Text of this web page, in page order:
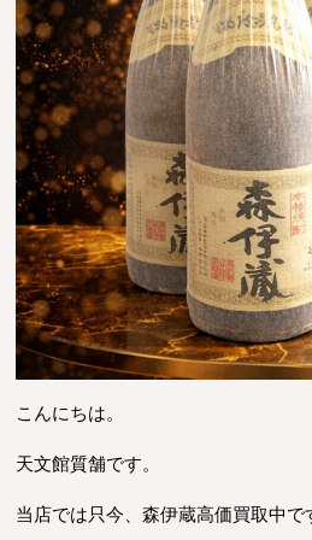
こんにちは。
天文館質舗です。
当店では只今、森伊蔵高価買取中で